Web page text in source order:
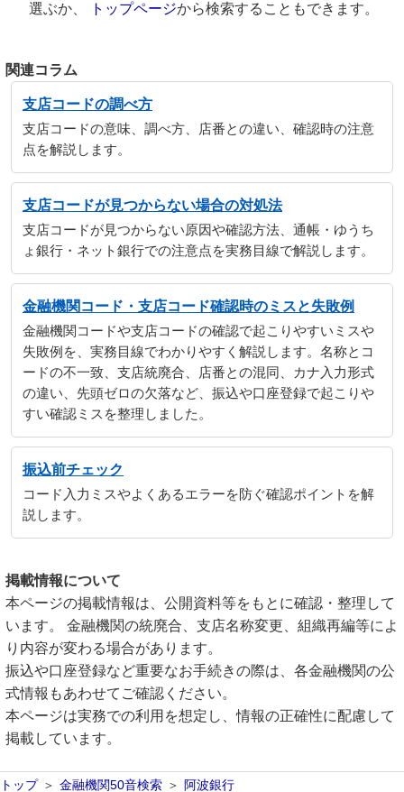
選ぶか、
トップページから検索することもできます。
関連コラム
支店コードの調べ方
支店コードの意味、調べ方、店番との違い、確認時の注意
点を解説します。
支店コードが見つからない場合の対処法
支店コードが見つからない原因や確認方法、通帳・ゆうち
ょ銀行・ネット銀行での注意点を実務目線で解説します。
金融機関コード・支店コード確認時のミスと失敗例
金融機関コードや支店コードの確認で起こりやすいミスや
失敗例を、実務目線でわかりやすく解説します。名称とコ
ードの不一致、支店統廃合、店番との混同、カナ入力形式
の違い、先頭ゼロの欠落など、振込や口座登録で起こりや
すい確認ミスを整理しました。
振込前チェック
コード入力ミスやよくあるエラーを防ぐ確認ポイントを解
説します。
掲載情報について
本ページの掲載情報は、公開資料等をもとに確認・整理して
います。 金融機関の統廃合、支店名称変更、組織再編等によ
り内容が変わる場合があります。
振込や口座登録など重要なお手続きの際は、各金融機関の公
式情報もあわせてご確認ください。
本ページは実務での利用を想定し、情報の正確性に配慮して
掲載しています。
トップ 金融機関50音検索 阿波銀行